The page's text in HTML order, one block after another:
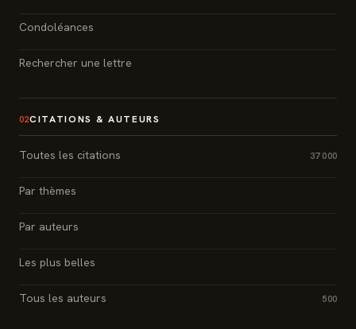
Condoléances
Rechercher une lettre
02CITATIONS & AUTEURS
Toutes les citations 37 000
Par thèmes
Par auteurs
Les plus belles
Tous les auteurs 500